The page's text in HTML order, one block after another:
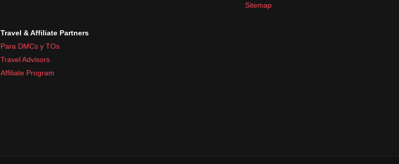
Sitemap
Travel & Affiliate Partners
Para DMCs y TOs
Travel Advisors
Affiliate Program